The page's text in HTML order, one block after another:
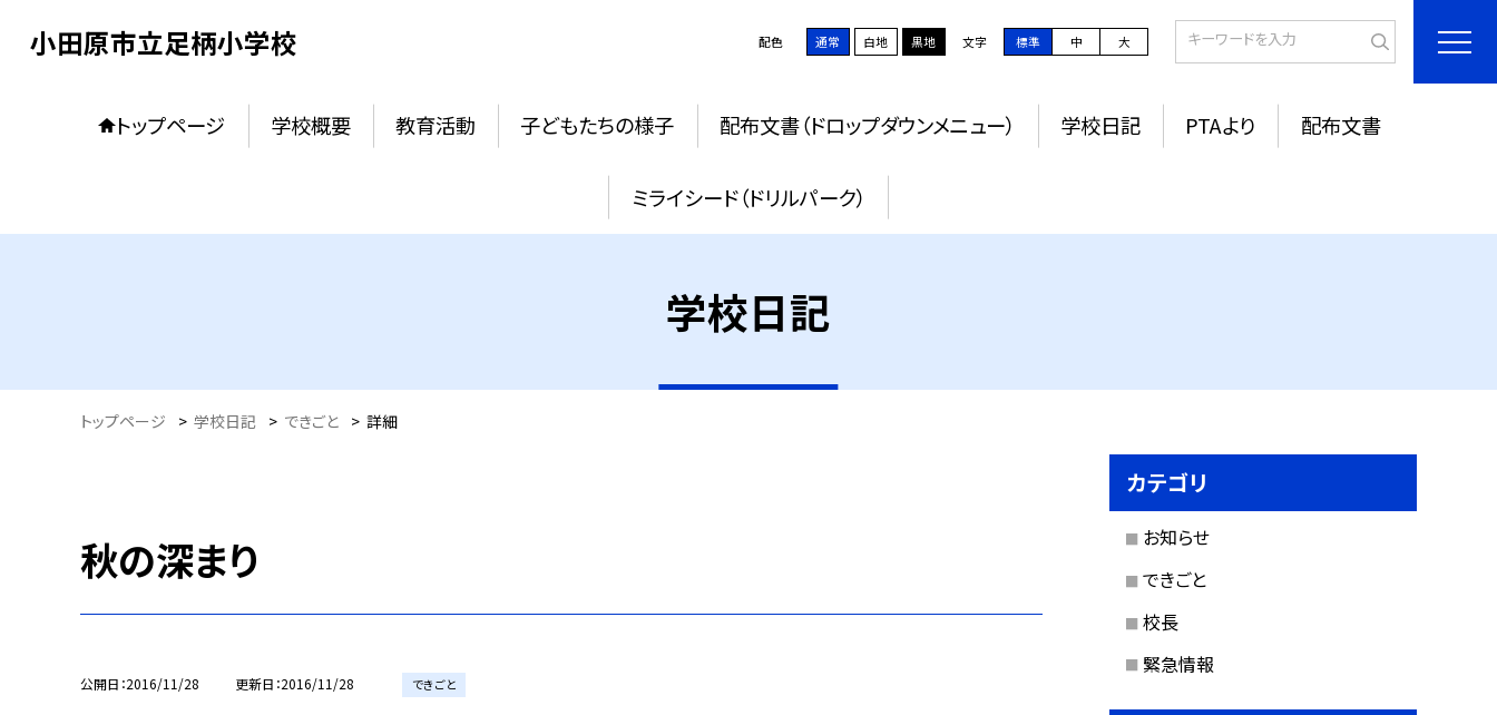
小田原市立足柄小学校 配色 通常 白地 黒地 文字 標準 中 大
トップページ 学校概要 教育活動 子どもたちの様子 配布文書（ドロップダウンメニュー） 学校日記 PTAより 配布文書
ミライシード（ドリルパーク）
学校日記
トップページ > 学校日記 > できごと > 詳細
秋の深まり
公開日 2016/11/28 更新日 2016/11/28 できごと
カテゴリ
お知らせ
できごと
校長
緊急情報